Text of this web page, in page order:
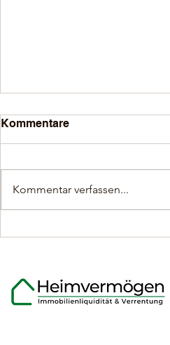
wissen sollten.
Kommentare
Kommentar verfassen...